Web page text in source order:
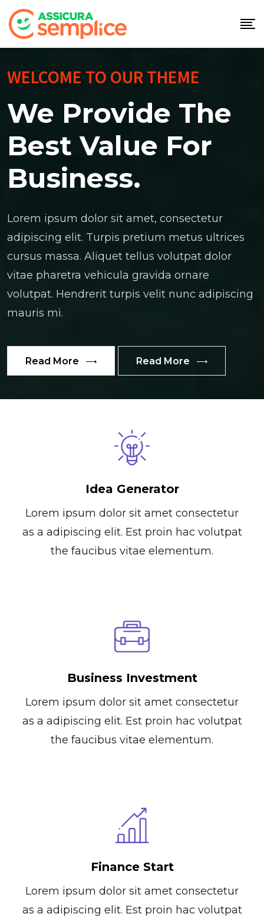
WELCOME TO OUR THEME
We Provide The
Best Value For
Business.
Lorem ipsum dolor sit amet, consectetur
adipiscing elit. Turpis pretium metus ultrices
cursus massa. Aliquet tellus volutpat dolor
vitae pharetra vehicula gravida ornare
volutpat. Hendrerit turpis velit nunc adipiscing
mauris mi.
Read More Read More
Idea Generator
Lorem ipsum dolor sit amet consectetur
as a adipiscing elit. Est proin hac volutpat
the faucibus vitae elementum.
Business Investment
Lorem ipsum dolor sit amet consectetur
as a adipiscing elit. Est proin hac volutpat
the faucibus vitae elementum.
Finance Start
Lorem ipsum dolor sit amet consectetur
as a adipiscing elit. Est proin hac volutpat